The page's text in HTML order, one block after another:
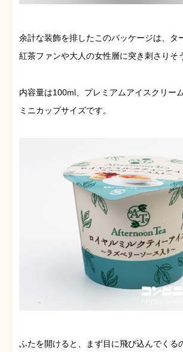
余計な装飾を排したこのパッケージは、タ
紅茶ファンや大人の女性層に突き刺さりそ
内容量は100ml、プレミアムアイスクリー
ミニカップサイズです。
ふたを開けると、まず目に飛び込んでくる